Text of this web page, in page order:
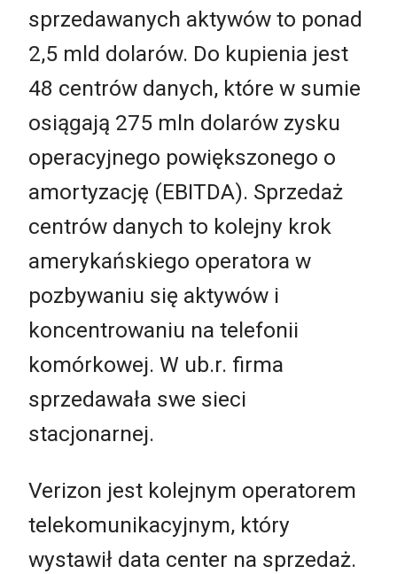
sprzedawanych aktywów to ponad
2,5 mld dolarów. Do kupienia jest
48 centrów danych, które w sumie
osiągają 275 mln dolarów zysku
operacyjnego powiększonego o
amortyzację (EBITDA). Sprzedaż
centrów danych to kolejny krok
amerykańskiego operatora w
pozbywaniu się aktywów i
koncentrowaniu na telefonii
komórkowej. W ub.r. firma
sprzedawała swe sieci
stacjonarnej.
Verizon jest kolejnym operatorem
telekomunikacyjnym, który
wystawił data center na sprzedaż.